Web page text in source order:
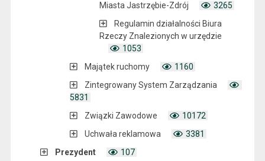
Miasta Jastrzębie-Zdrój
3265
Regulamin działalności Biura
Rzeczy Znalezionych w urzędzie
1053
Majątek ruchomy
1160
Zintegrowany System Zarządzania
5831
Związki Zawodowe
10172
Uchwała reklamowa
3381
Prezydent
107